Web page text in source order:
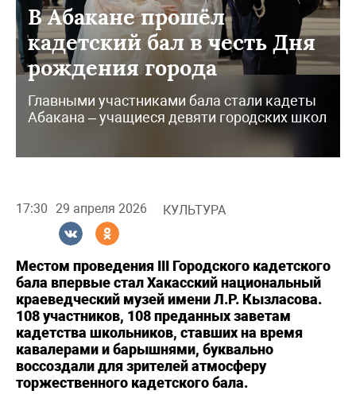
В Абакане прошёл
кадетский бал в честь Дня
рождения города
Главными участниками бала стали кадеты
Абакана – учащиеся девяти городских школ
17:30 29 апреля 2026 КУЛЬТУРА
Местом проведения III Городского кадетского
бала впервые стал Хакасский национальный
краеведческий музей имени Л.Р. Кызласова.
108 участников, 108 преданных заветам
кадетства школьников, ставших на время
кавалерами и барышнями, буквально
воссоздали для зрителей атмосферу
торжественного кадетского бала.